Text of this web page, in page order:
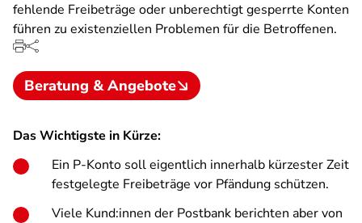
fehlende Freibeträge oder unberechtigt gesperrte Konten
führen zu existenziellen Problemen für die Betroffenen.
Beratung & Angebote
Das Wichtigste in Kürze:
Ein P-Konto soll eigentlich innerhalb kürzester Zeit
festgelegte Freibeträge vor Pfändung schützen.
Viele Kund:innen der Postbank berichten aber von